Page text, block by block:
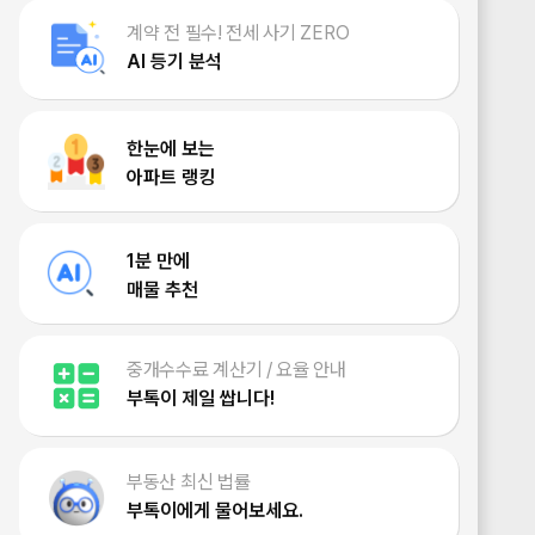
계약 전 필수! 전세 사기 ZERO
AI 등기 분석
한눈에 보는
아파트 랭킹
1분 만에
매물 추천
중개수수료 계산기 / 요율 안내
부톡이 제일 쌉니다!
부동산 최신 법률
부톡이에게 물어보세요.